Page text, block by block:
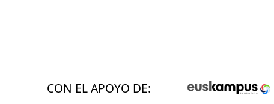
CON EL APOYO DE: